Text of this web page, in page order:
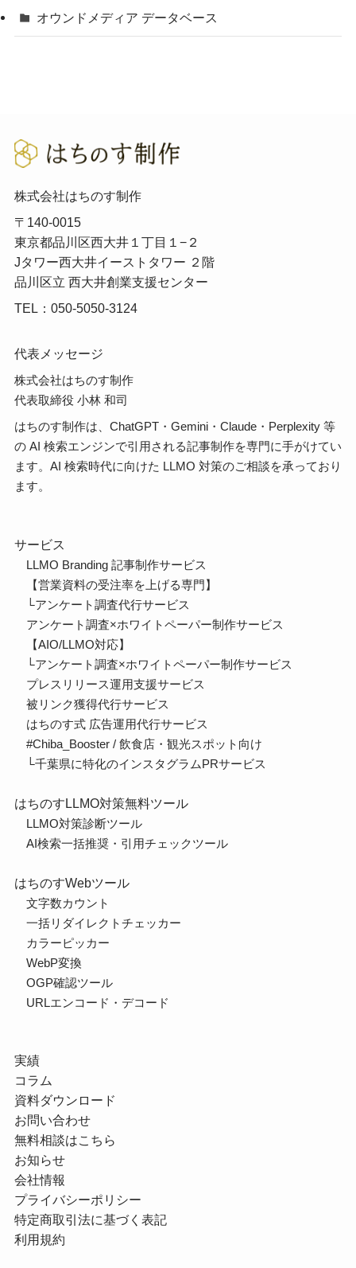
オウンドメディア データベース
株式会社はちのす制作
〒140-0015
東京都品川区西大井１丁目１−２
Jタワー西大井イーストタワー ２階
品川区立 西大井創業支援センター
TEL：050-5050-3124
代表メッセージ
株式会社はちのす制作
代表取締役 小林 和司
はちのす制作は、ChatGPT・Gemini・Claude・Perplexity 等
の AI 検索エンジンで引用される記事制作を専門に手がけてい
ます。AI 検索時代に向けた LLMO 対策のご相談を承っており
ます。
サービス
LLMO Branding 記事制作サービス
【営業資料の受注率を上げる専門】
└アンケート調査代行サービス
アンケート調査×ホワイトペーパー制作サービス
【AIO/LLMO対応】
└アンケート調査×ホワイトペーパー制作サービス
プレスリリース運用支援サービス
被リンク獲得代行サービス
はちのす式 広告運用代行サービス
#Chiba_Booster / 飲食店・観光スポット向け
└千葉県に特化のインスタグラムPRサービス
はちのすLLMO対策無料ツール
LLMO対策診断ツール
AI検索一括推奨・引用チェックツール
はちのすWebツール
文字数カウント
一括リダイレクトチェッカー
カラーピッカー
WebP変換
OGP確認ツール
URLエンコード・デコード
実績
コラム
資料ダウンロード
お問い合わせ
無料相談はこちら
お知らせ
会社情報
プライバシーポリシー
特定商取引法に基づく表記
利用規約